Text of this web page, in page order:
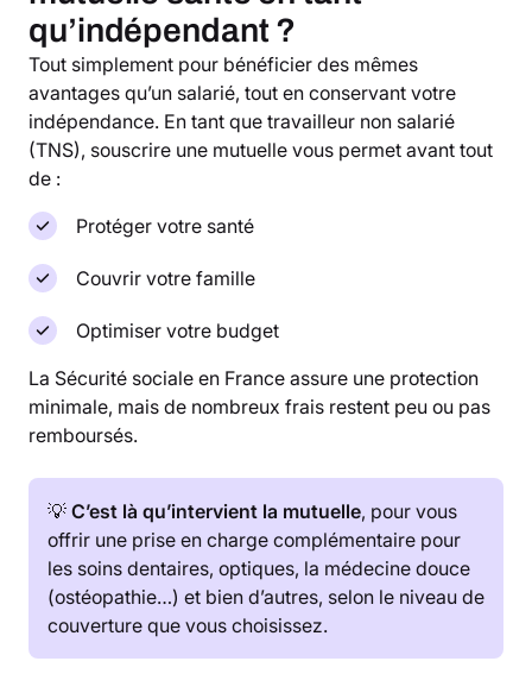
qu’indépendant ?
Tout simplement pour bénéficier des mêmes
avantages qu’un salarié, tout en conservant votre
indépendance. En tant que travailleur non salarié
(TNS), souscrire une mutuelle vous permet avant tout
de :
Protéger votre santé
Couvrir votre famille
Optimiser votre budget
La Sécurité sociale en France assure une protection
minimale, mais de nombreux frais restent peu ou pas
remboursés.
💡 C’est là qu’intervient la mutuelle, pour vous
offrir une prise en charge complémentaire pour
les soins dentaires, optiques, la médecine douce
(ostéopathie…) et bien d’autres, selon le niveau de
couverture que vous choisissez.